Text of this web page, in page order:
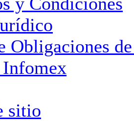
Obligaciones
Infomex
sitio